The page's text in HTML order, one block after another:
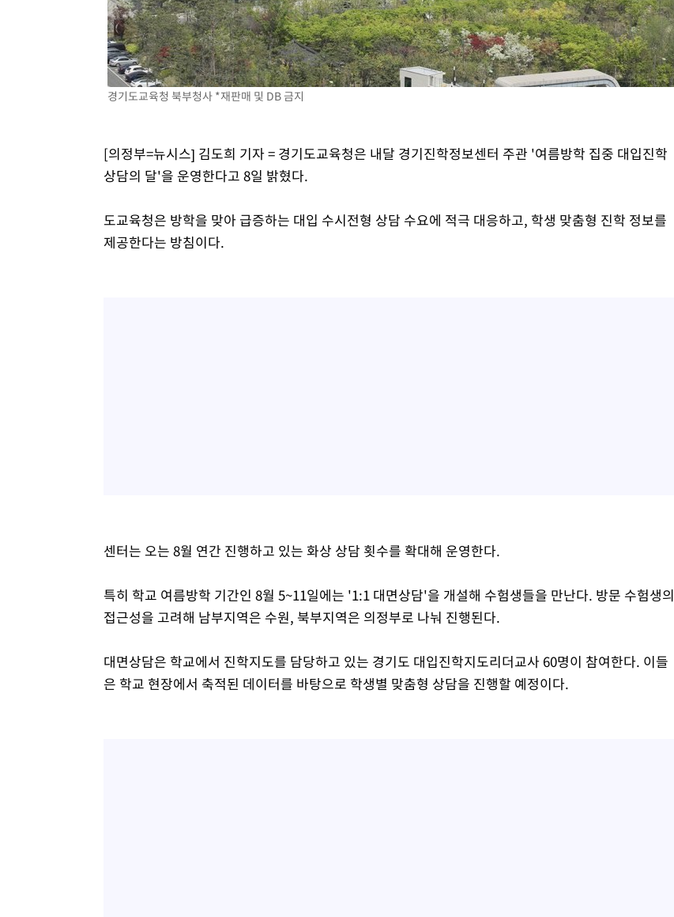
경기도교육청 북부청사 *재판매 및 DB 금지
[의정부=뉴시스] 김도희 기자 = 경기도교육청은 내달 경기진학정보센터 주관 '여름방학 집중 대입진학
상담의 달'을 운영한다고 8일 밝혔다.
도교육청은 방학을 맞아 급증하는 대입 수시전형 상담 수요에 적극 대응하고, 학생 맞춤형 진학 정보를
제공한다는 방침이다.
센터는 오는 8월 연간 진행하고 있는 화상 상담 횟수를 확대해 운영한다.
특히 학교 여름방학 기간인 8월 5~11일에는 '1:1 대면상담'을 개설해 수험생들을 만난다. 방문 수험생의
접근성을 고려해 남부지역은 수원, 북부지역은 의정부로 나눠 진행된다.
대면상담은 학교에서 진학지도를 담당하고 있는 경기도 대입진학지도리더교사 60명이 참여한다. 이들
은 학교 현장에서 축적된 데이터를 바탕으로 학생별 맞춤형 상담을 진행할 예정이다.